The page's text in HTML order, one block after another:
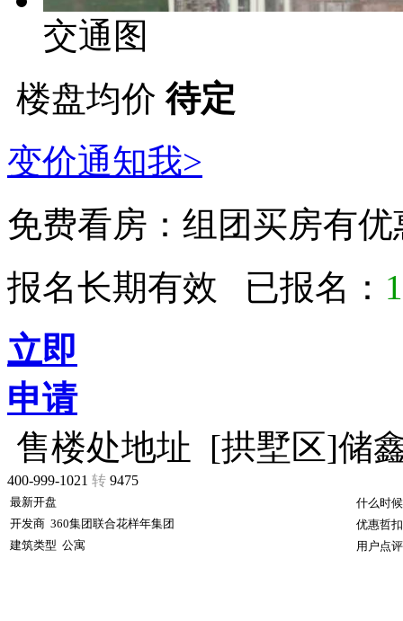
交通图
楼盘均价待定
变价通知我>
免费看房： 组团买房有
报名长期有效 已报名：
立即
申请
售楼处地址 [拱墅区]储
400-999-1021 转 9475
最新开盘
什么时
开发商 360集团联合花样年集团
优惠哲扣
建筑类型 公寓 用户点评